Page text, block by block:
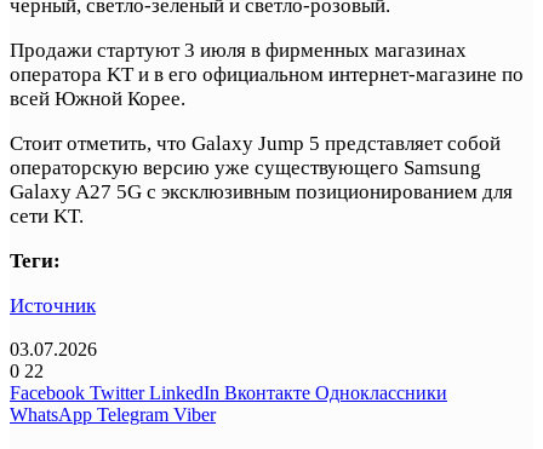
черный, светло-зеленый и светло-розовый.
Продажи стартуют 3 июля в фирменных магазинах
оператора KT и в его официальном интернет-магазине по
всей Южной Корее.
Стоит отметить, что Galaxy Jump 5 представляет собой
операторскую версию уже существующего Samsung
Galaxy A27 5G с эксклюзивным позиционированием для
сети KT.
Теги:
Источник
03.07.2026
0 22
Facebook Twitter LinkedIn Вконтакте Одноклассники
WhatsApp Telegram Viber